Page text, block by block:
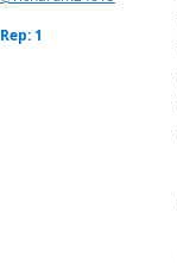
Rep: 1